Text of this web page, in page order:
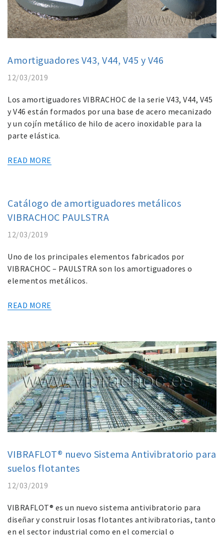
Amortiguadores V43, V44, V45 y V46
12/03/2019
Los amortiguadores VIBRACHOC de la serie V43, V44, V45
y V46 están formados por una base de acero mecanizado
y un cojín metálico de hilo de acero inoxidable para la
parte elástica.
READ MORE
Catálogo de amortiguadores metálicos
VIBRACHOC PAULSTRA
12/03/2019
Uno de los principales elementos fabricados por
VIBRACHOC – PAULSTRA son los amortiguadores o
elementos metálicos.
READ MORE
VIBRAFLOT® nuevo Sistema Antivibratorio para
suelos flotantes
12/03/2019
VIBRAFLOT® es un nuevo sistema antivibratorio para
diseñar y construir losas flotantes antivibratorias, tanto
en el sector industrial como en el comercial o